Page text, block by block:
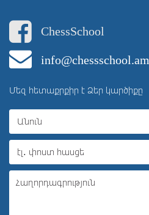
ChessSchool
info@chessschool.am
Մեզ հետաքրքիր է Ձեր կարծիքը